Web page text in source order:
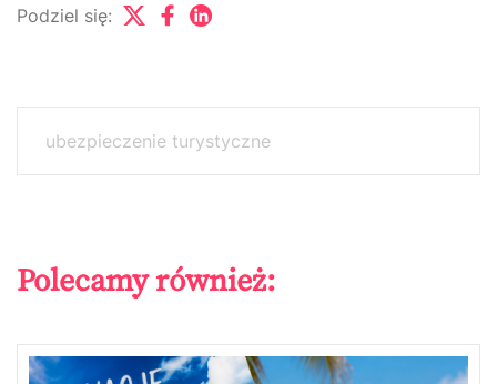
Podziel się:
ubezpieczenie turystyczne
Polecamy również: